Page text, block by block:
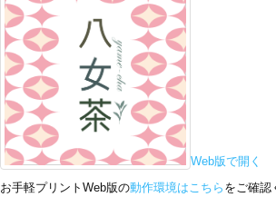
Web版で開く
お手軽プリントWeb版の動作環境はこちら をご確認